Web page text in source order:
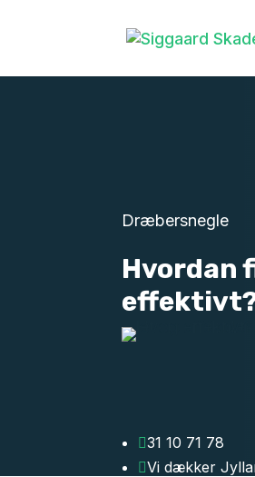
Dræbersnegle
Hvordan
31 10 71 78
Vi dækker